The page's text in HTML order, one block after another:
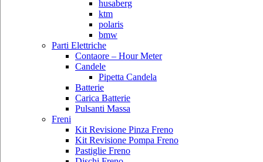
husaberg
ktm
polaris
bmw
Parti Elettriche
Contaore – Hour Meter
Candele
Pipetta Candela
Batterie
Carica Batterie
Pulsanti Massa
Freni
Kit Revisione Pinza Freno
Kit Revisione Pompa Freno
Pastiglie Freno